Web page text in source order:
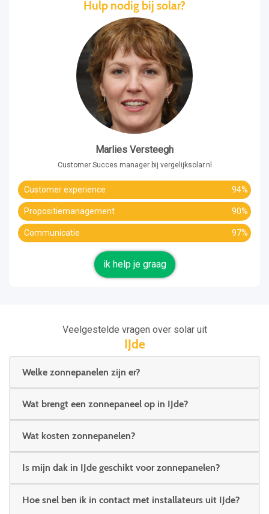
Hulp nodig bij solar?
Marlies Versteegh
Customer Succes manager bij vergelijksolar.nl
Customer experience 94%
Propositiemanagement 90%
Communicatie 97%
ik help je graag
Veelgestelde vragen over solar uit
IJde
Welke zonnepanelen zijn er?
Wat brengt een zonnepaneel op in IJde?
Wat kosten zonnepanelen?
Is mijn dak in IJde geschikt voor zonnepanelen?
Hoe snel ben ik in contact met installateurs uit IJde?